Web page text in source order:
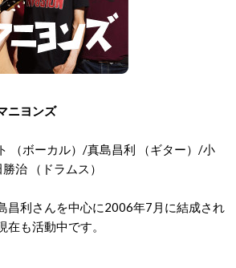
ニヨンズ
（ボーカル）/真島昌利 （ギター）/小
治 （ドラムス）
昌利さんを中心に2006年7月に結成され
も活動中です。